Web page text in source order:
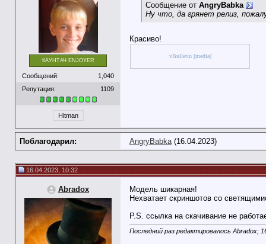
КАУНТАЧ ENJOYER
Сообщений:
1,040
Репутация:
1109
Hitman
Сообщение от AngryBabka
Ну что, да грянет релиз,
Красиво!
vBulletin [media]
Поблагодарил: AngryBabka(16.04.2023)
16.04.2023, 10:32
Abradox
Модель шикарная!
Нехватает скриншотов со
P.S. ссылка на скачивание не
Последний раз редактировалось Abradox;